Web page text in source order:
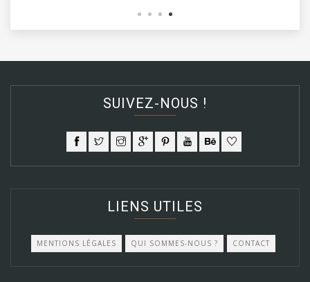
SUIVEZ-NOUS !
LIENS UTILES
MENTIONS LÉGALES QUI SOMMES-NOUS ? CONTACT